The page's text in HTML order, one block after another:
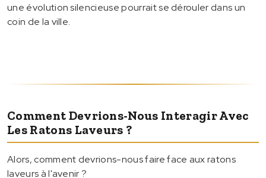
une évolution silencieuse pourrait se dérouler dans un
coin de la ville.
Comment Devrions-Nous Interagir Avec
Les Ratons Laveurs ?
Alors, comment devrions-nous faire face aux ratons
laveurs à l'avenir ?